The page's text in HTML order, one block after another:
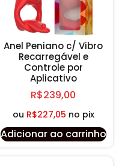
Anel Peniano c/ Vibro
Recarregável e
Controle por
Aplicativo
R$239,00
ou R$227,05 no pix
Adicionar ao carrinho